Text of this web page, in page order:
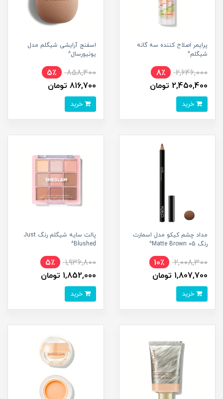
پرایمر اصلاح کننده سه گانه
شیگلم^
2,646,000
8٪
2,450,400 تومان
اسفنج آرایشی شیگلم مدل
یونیورسال^
858,400
5٪
816,700 تومان
مداد چشم کیکو مدل اسمارت
رنگ 05 Matte Brown^
2,008,300
10٪
1,807,700 تومان
پالت سایه شیگلم رنگ Just
Blushed^
1,936,800
5٪
1,852,000 تومان